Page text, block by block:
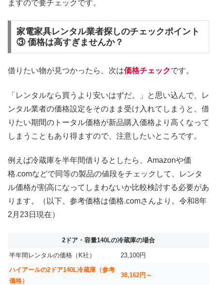
ますので要チェックです。
家電家具レンタル業者探しのチェックポイント
③ 価格は高すぎませんか？
借りたい物が見つかったら、次は価格チェックです。
「レンタルなら買うより安いはずだ。」と思い込んで、レ
ンタル業者の価格設定をそのまま受け入れてしまうと、借
りたい期間のトータル価格が新品購入価格より高くなって
しまうこともあり得ますので、注意したいところです。
例えば冷蔵庫を半年間借りるとしたら、Amazonや価
格.comなどで同等の製品の値段をチェックして、レンタ
ル価格が割高になってしまわないか比較検討する必要があ
ります。（以下、参考価格は価格.comさんより。令和8年
2月23日現在）
2ドア・容量140Lの冷蔵庫の場合
半年間レンタルの価格（K社）
23,100円
ハイアールの2ドア140L冷蔵庫（参考
価格）
38,162円～